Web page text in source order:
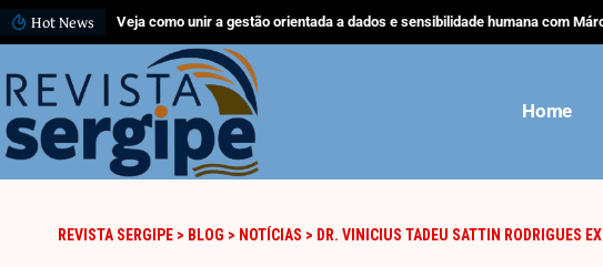
Hot News O que acontece com as células de gordura depois que você emagrece?
Home
REVISTA SERGIPE > BLOG > NOTÍCIAS > DR. VINICIUS TADEU SATTIN RODRIGUES EXPLICA: